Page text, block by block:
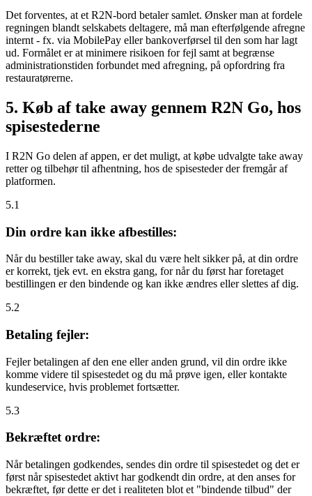
Det forventes, at et R2N-bord betaler samlet. Ønsker man at fordele
regningen blandt selskabets deltagere, må man efterfølgende afregne
internt - fx. via MobilePay eller bankoverførsel til den som har lagt
ud. Formålet er at minimere risikoen for fejl samt at begrænse
administrationstiden forbundet med afregning, på opfordring fra
restauratørerne.
5. Køb af take away gennem R2N Go, hos
spisestederne
I R2N Go delen af appen, er det muligt, at købe udvalgte take away
retter og tilbehør til afhentning, hos de spisesteder der fremgår af
platformen.
5.1
Din ordre kan ikke afbestilles:
Når du bestiller take away, skal du være helt sikker på, at din ordre
er korrekt, tjek evt. en ekstra gang, for når du først har foretaget
bestillingen er den bindende og kan ikke ændres eller slettes af dig.
5.2
Betaling fejler:
Fejler betalingen af den ene eller anden grund, vil din ordre ikke
komme videre til spisestedet og du må prøve igen, eller kontakte
kundeservice, hvis problemet fortsætter.
5.3
Bekræftet ordre:
Når betalingen godkendes, sendes din ordre til spisestedet og det er
først når spisestedet aktivt har godkendt din ordre, at den anses for
bekræftet, før dette er det i realiteten blot et "bindende tilbud" der